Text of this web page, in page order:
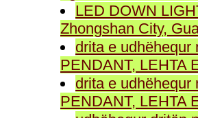
LED DOWN
Zhongshan City,
drita e udhëhequr
PENDANT, LEHTA
drita e udhëhequr
PENDANT, LEHTA